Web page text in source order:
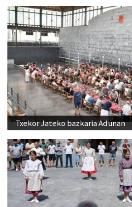
Txekor Jateko bazkaria Adunan